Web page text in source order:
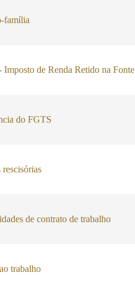
família
Imposto de Renda Retido na Fonte
do FGTS
rescisórias
de contrato de trabalho
trabalho